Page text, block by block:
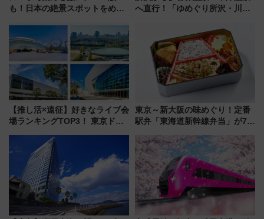
も！日本の絶景スポットをめぐ
ん)」企画がスタート
へ直行！「ゆめぐり所沢・川越
軽に 運行ダイヤ・運賃を解説
【推し活×遠征】好きなライブ会
場ランキングTOP3！ 東京ドー
由と交通アクセス術、ライブ会
場に何を求める？
東京～新大阪の味めぐり！定番
駅弁「東海道新幹線弁当」が7月